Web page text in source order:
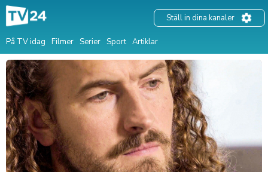
På TV idag Filmer Serier Sport Artiklar
Ställ in dina kanaler